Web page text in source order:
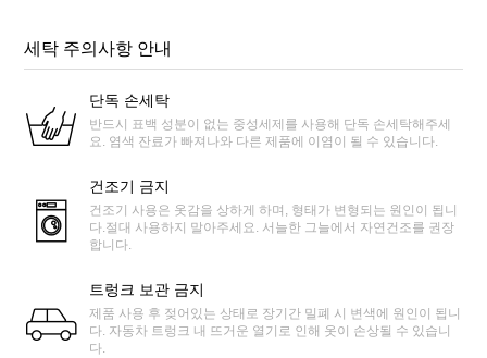
세탁 주의사항 안내
단독 손세탁
반드시 표백 성분이 없는 중성세제를 사용해 단독 손세탁해주세
요. 염색 잔료가 빠져나와 다른 제품에 이염이 될 수 있습니다.
건조기 금지
건조기 사용은 옷감을 상하게 하며, 형태가 변형되는 원인이 됩니
다.절대 사용하지 말아주세요. 서늘한 그늘에서 자연건조를 권장
합니다.
트렁크 보관 금지
제품 사용 후 젖어있는 상태로 장기간 밀폐 시 변색에 원인이 됩니
다. 자동차 트렁크 내 뜨거운 열기로 인해 옷이 손상될 수 있습니
다.